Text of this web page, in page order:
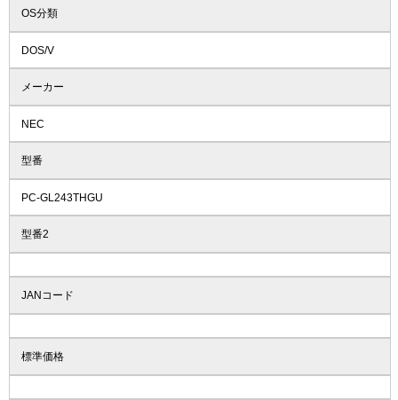
OS分類
DOS/V
メーカー
NEC
型番
PC-GL243THGU
型番2
JANコード
標準価格